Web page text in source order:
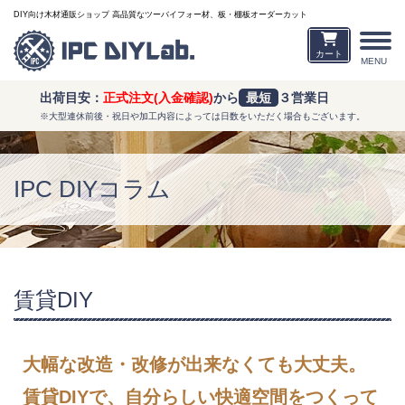
MENU
DIY向け木材通販ショップ 高品質なツーバイフォー材、板・棚板オーダーカット
カート
出荷目安： 正式注文(入金確認)から 最短 ３営業日
※大型連休前後・祝日や加工内容によっては日数をいただく場合もございます。
IPC DIYコラム
賃貸DIY
大幅な改造・改修が出来なくても大丈夫。
賃貸DIYで、自分らしい快適空間をつくって